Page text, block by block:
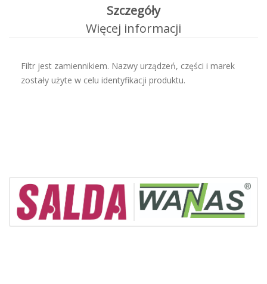
Szczegóły
Więcej informacji
Filtr jest zamiennikiem. Nazwy urządzeń, części i marek
zostały użyte w celu identyfikacji produktu.